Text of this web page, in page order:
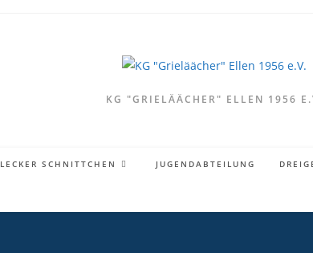
KG "GRIELÄÄCHER" ELLEN 1956
LECKER SCHNITTCHEN JUGENDABTEILUNG